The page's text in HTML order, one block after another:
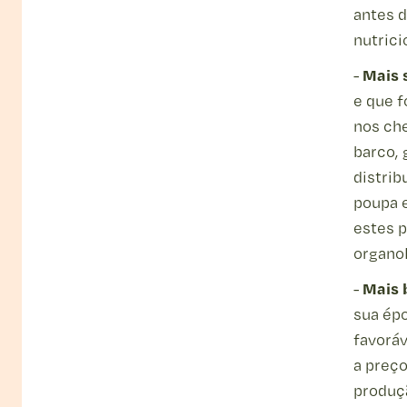
antes
- Mais
e que
nos
barco,
poupa
estes
- Mais
sua
a